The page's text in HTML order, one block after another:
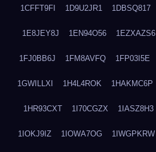
1CFFT9FI 1D9U2JR1 1DBSQ817
1E8JEY8J 1EN94O56 1EZXAZS6
1FJ0BB6J 1FM8AVFQ 1FP03I5E
1GWILLXI 1H4L4ROK 1HAKMC6P
1HR93CXT 1I70CGZX 1IASZ8H3
1IOKJ9IZ 1IOWA7OG 1IWGPKRW